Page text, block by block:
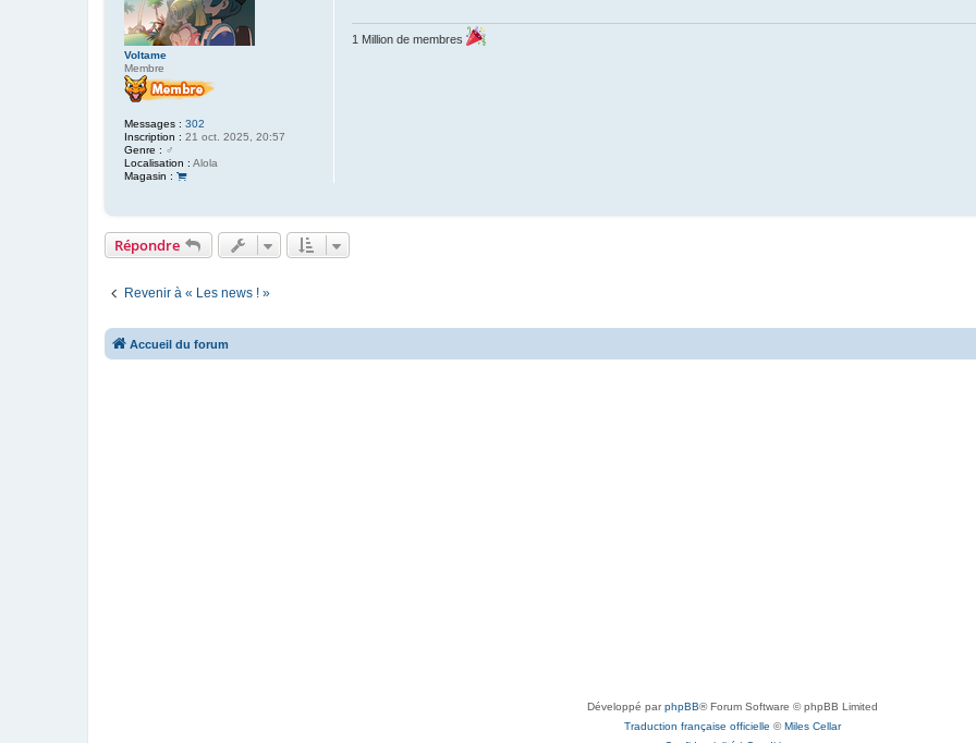
Voltame
Membre
Messages : 302
Inscription : 21 oct. 2025, 20:57
Genre : ♂️
Localisation : Alola
Magasin :
1 Million de membres
Répondre
Revenir à « Les news ! »
Accueil du forum
Développé parphpBB® Forum Software © phpBB Limited
Traduction française officielle ©Miles Cellar